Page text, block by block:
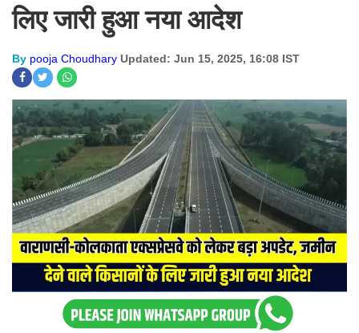
लिए जारी हुआ नया आदेश
By pooja Choudhary Updated: Jun 15, 2025, 16:08 IST